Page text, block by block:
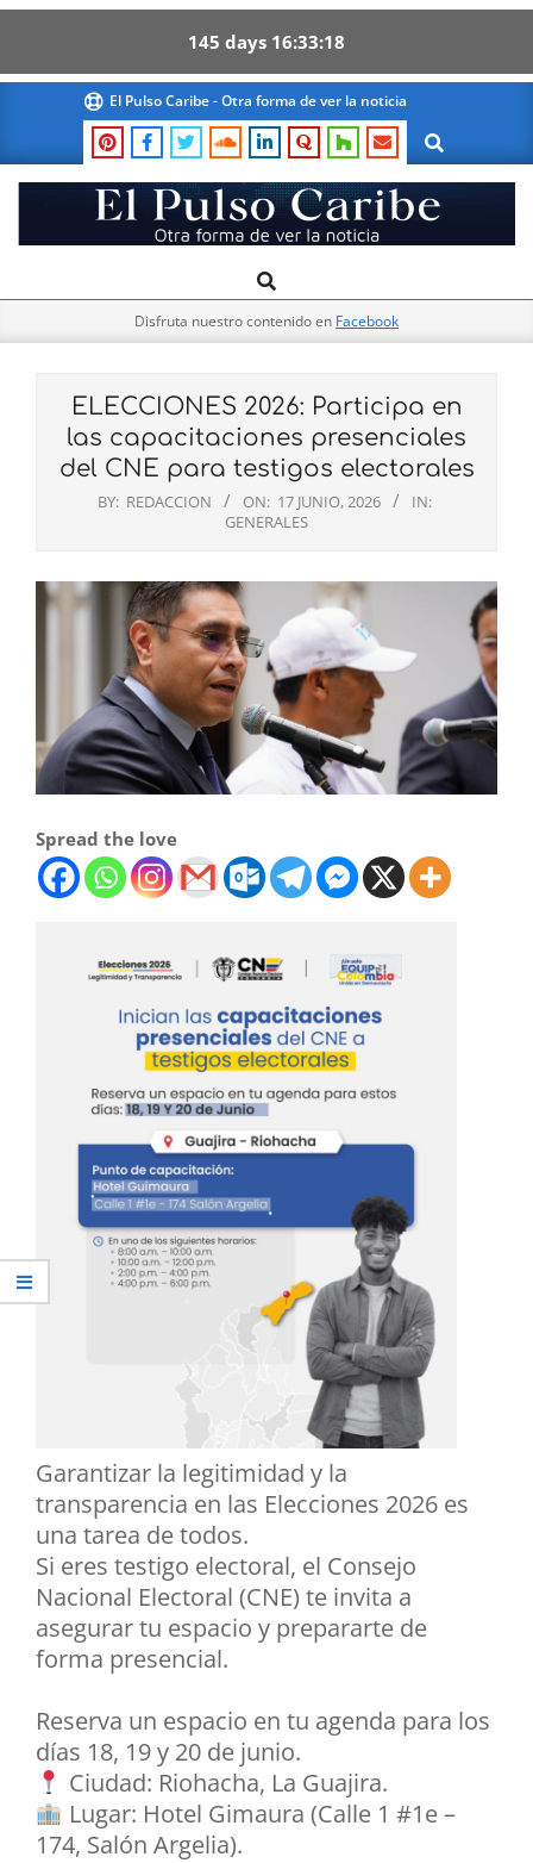
145 days 16 33 17
content
El Pulso Caribe - Otra forma de ver la noticia
Search
El
Pulso
Navigation
Search
Disfruta nuestro contenido en Facebook
ELECCIONES 2026: Participa en
las capacitaciones presenciales
del CNE para testigos electorales
BY: REDACCION ON: 17 JUNIO, 2026
IN:
GENERALES
Spread the love
Garantizar la legitimidad y la
transparencia en las Elecciones 2026 es
una tarea de todos.
Si eres testigo electoral, el Consejo
Nacional Electoral (CNE) te invita a
asegurar tu espacio y prepararte de
forma presencial.
​Reserva un espacio en tu agenda para los
días 18, 19 y 20 de junio.
Ciudad: Riohacha, La Guajira.
Lugar: Hotel Gimaura (Calle 1 #1e –
174, Salón Argelia).